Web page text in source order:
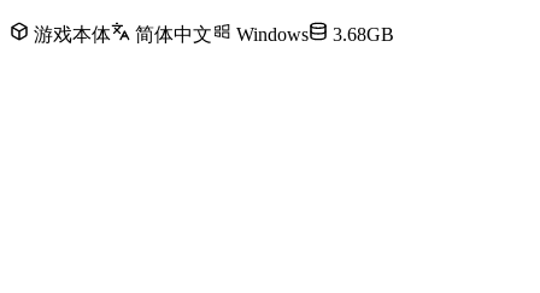
游戏本体 简体中文 Windows 3.68GB